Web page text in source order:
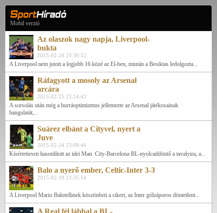
Mobil verzió
Az olaszok nagy napja, Liverpool-
bukta
2015-02-26 23:36:52
A Liverpool nem jutott a legjobb 16 közé az El-ben, miután a Besiktas ledolgozta...
Ráfagyott a mosoly az Arsenal
arcára
2015-02-25 23:14:43
A sorsolás után még a hurráoptimizmus jellemezte az Arsenal játékosainak
hangulatát,...
Suárez elbánt a Cityvel, nyert a
Juve
2015-02-24 23:09:44
Kísértetiesen hasonlított az idei Man. City-Barcelona BL-nyolcaddöntő a tavalyira, a...
Balo a nyerő ember, Celtic-Inter 3-3
2015-02-19 23:35:14
A Liverpool Mario Balotellinek köszönheti a sikert, az Inter gólzáporos döntetlent...
A Real fél lábbal a BL-